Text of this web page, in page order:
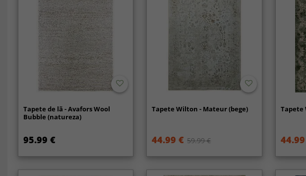
Tapete de lã - Avafors Wool
Bubble (natureza)
95.99 €
Tapete Wilton - Mateur (bege)
44.99 € 59.99 €
Tapete